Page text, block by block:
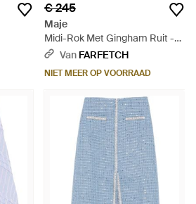
€ 245
Maje
Midi-Rok Met Gingham Ruit -
Blauw
Van FARFETCH
NIET MEER OP VOORRAAD